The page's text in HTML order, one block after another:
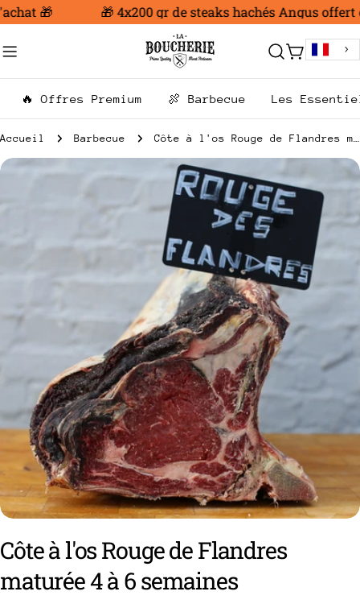
Aller
contenu
🎁 🎁 4x200 gr de steaks hachés Angus offert
Chariot
🔥 Offres Premium 🍖 Barbecue Les
Accueil Barbecue Côte à l'os Rouge de Flandres maturée 4 à 6 semaines
Passer
produit
le média 0 en mode modal
Côte à l'os Rouge de Flandres
maturée 4 à 6 semaines